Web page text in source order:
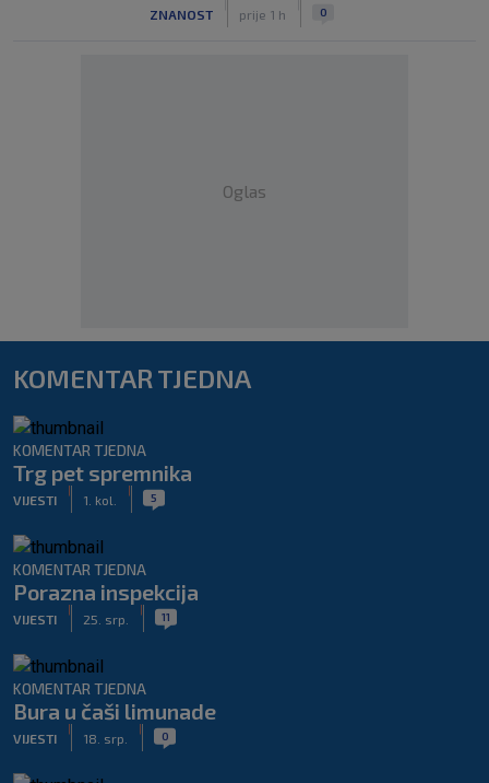
ZNANOST prije 1 h 0
Oglas
KOMENTAR TJEDNA
KOMENTAR TJEDNA
Trg pet spremnika
VIJESTI 1. kol. 5
KOMENTAR TJEDNA
Porazna inspekcija
VIJESTI 25. srp. 11
KOMENTAR TJEDNA
Bura u čaši limunade
VIJESTI 18. srp. 0